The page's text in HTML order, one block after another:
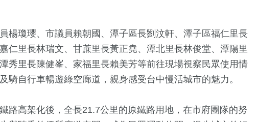
楊瓊瓔、市議員賴朝國、潭子區長劉汶軒、潭子區福仁里長
仁里長林瑞文、甘蔗里長黃正堯、潭北里長林俊堂、潭陽里
秀里長陳健峯、家福里長賴美芳等前往現場視察民眾使用情
騎自行車暢遊綠空廊道，親身感受台中慢活城市的魅力。
路高架化後，全長21.7公里的原鐵路用地，在市府團隊的努
兩岸道教文化交
586+
文教
56+
影視
1420+
生活
953